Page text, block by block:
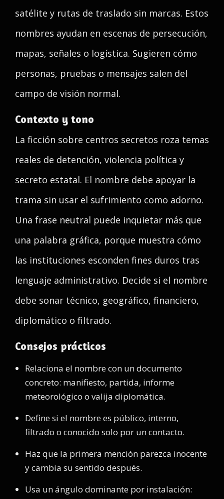
satélite y rutas de traslado sin marcas. Estos
nombres ayudan en escenas de persecución,
mapas, señales o logística. Sugieren cómo
personas, pruebas o mensajes salen del
campo de visión normal.
Contexto y tono
La ficción sobre centros secretos roza temas
reales de detención, violencia política y
secreto estatal. El nombre debe apoyar la
trama sin usar el sufrimiento como adorno.
Una frase neutral puede inquietar más que
una palabra gráfica, porque muestra cómo
las instituciones esconden fines duros tras
lenguaje administrativo. Decide si el nombre
debe sonar técnico, geográfico, financiero,
diplomático o filtrado.
Consejos prácticos
Relaciona el nombre con un documento
concreto: manifiesto, partida, informe
meteorológico o valija diplomática.
Define si el nombre es público, interno,
filtrado o conocido solo por un contacto.
Haz que la primera mención parezca inocente
y cambia su sentido después.
Usa un ángulo dominante por instalación: